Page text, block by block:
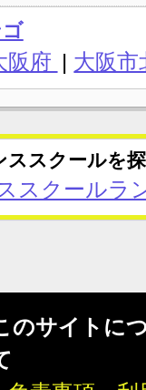
阪府 | 大阪市
ススクールを
スクールラ
のサイトに